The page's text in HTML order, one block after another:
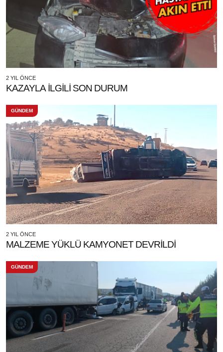
2 YIL ÖNCE
KAZAYLA İLGİLİ SON DURUM
GÜNDEM
2 YIL ÖNCE
MALZEME YÜKLÜ KAMYONET DEVRİLDİ
GÜNDEM